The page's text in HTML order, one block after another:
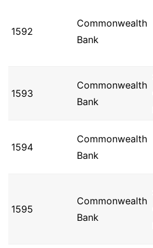
1592
Commonwealth
Bank
1593
Commonwealth
Bank
1594
Commonwealth
Bank
1595
Commonwealth
Bank